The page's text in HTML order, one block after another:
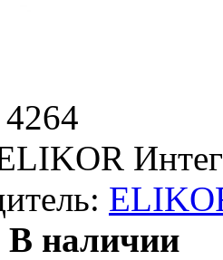
4264
В наличии